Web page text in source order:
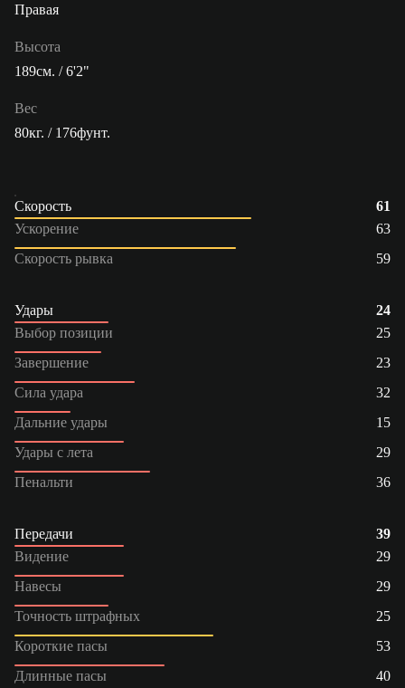
Правая
Высота
189см. / 6'2"
Вес
80кг. / 176фунт.
Скорость
61
Ускорение
63
Скорость рывка
59
Удары
24
Выбор позиции
25
Завершение
23
Сила удара
32
Дальние удары
15
Удары с лета
29
Пенальти
36
Передачи
39
Видение
29
Навесы
29
Точность штрафных
25
Короткие пасы
53
Длинные пасы
40